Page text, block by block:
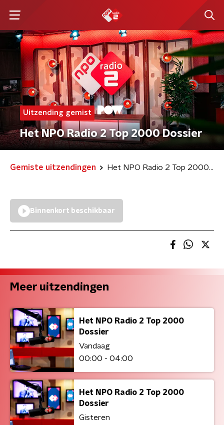
Uitzending gemist
Het NPO Radio 2 Top 2000 Dossier
Gemiste uitzendingen Het NPO Radio 2 Top 2000 Dossier
Binnenkort beschikbaar
Meer uitzendingen
Het NPO Radio 2 Top 2000
Dossier
Vandaag
00:00 - 04:00
Het NPO Radio 2 Top 2000
Dossier
Gisteren